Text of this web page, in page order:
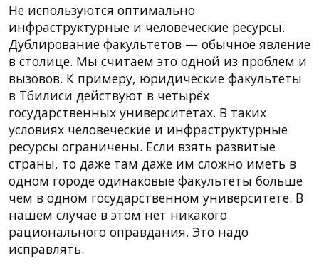
Не используются оптимально
инфраструктурные и человеческие ресурсы.
Дублирование факультетов — обычное явление
в столице. Мы считаем это одной из проблем и
вызовов. К примеру, юридические факультеты
в Тбилиси действуют в четырёх
государственных университетах. В таких
условиях человеческие и инфраструктурные
ресурсы ограничены. Если взять развитые
страны, то даже там даже им сложно иметь в
одном городе одинаковые факультеты больше
чем в одном государственном университете. В
нашем случае в этом нет никакого
рационального оправдания. Это надо
исправлять.